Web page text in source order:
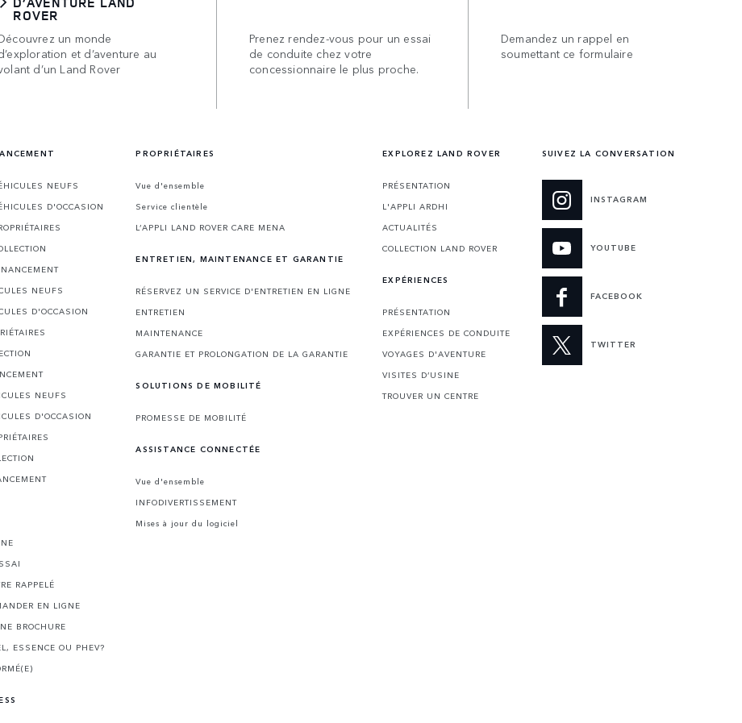
ROVER
un monde
et d’aventure au
d’un Land Rover
Prenez rendez-vous pour un essai
de conduite chez votre
concessionnaire le plus proche.
Demandez un rappel en
soumettant ce formulaire
NEUFS
D'OCCASION
NEUFS
D'OCCASION
NEUFS
D'OCCASION
RAPPELÉ
EN LIGNE
BROCHURE
ESSENCE OU PHEV?
PROPRIÉTAIRES
Vue d'ensemble
Service clientèle
L’APPLI LAND ROVER CARE MENA
ENTRETIEN, MAINTENANCE ET GARANTIE
RÉSERVEZ UN SERVICE D'ENTRETIEN EN LIGNE
ENTRETIEN
MAINTENANCE
GARANTIE ET PROLONGATION DE LA GARANTIE
SOLUTIONS DE MOBILITÉ
PROMESSE DE MOBILITÉ
ASSISTANCE CONNECTÉE
Vue d'ensemble
INFODIVERTISSEMENT
Mises à jour du logiciel
EXPLOREZ LAND ROVER
PRÉSENTATION
L'APPLI ARDHI
ACTUALITÉS
COLLECTION LAND ROVER
EXPÉRIENCES
PRÉSENTATION
EXPÉRIENCES DE CONDUITE
VOYAGES D'AVENTURE
VISITES D’USINE
TROUVER UN CENTRE
SUIVEZ LA CONVERSATION
INSTAGRAM
YOUTUBE
FACEBOOK
TWITTER